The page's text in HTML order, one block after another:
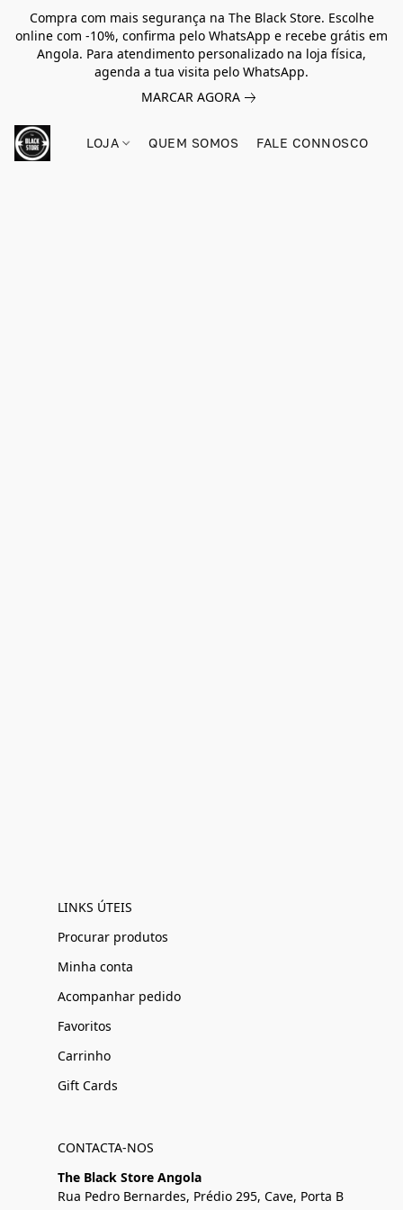
Compra com mais segurança na The Black Store. Escolhe
online com -10%, confirma pelo WhatsApp e recebe grátis em
Angola. Para atendimento personalizado na loja física,
agenda a tua visita pelo WhatsApp.
MARCAR AGORA
LOJA QUEM SOMOS FALE CONNOSCO
LINKS ÚTEIS
Procurar produtos
Minha conta
Acompanhar pedido
Favoritos
Carrinho
Gift Cards
CONTACTA-NOS
The Black Store Angola
Rua Pedro Bernardes, Prédio 295, Cave, Porta B